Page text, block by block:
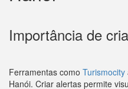
Importância de
Ferramentas como Turismocity
Hanói. Criar alertas permite